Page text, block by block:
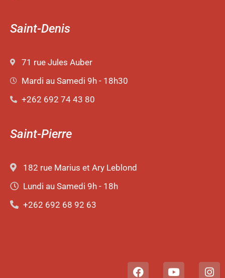
Saint-Denis
71 rue Jules Auber
Mardi au Samedi 9h - 18h30
+262 692 74 43 80
Saint-Pierre
182 rue Marius et Ary Leblond
Lundi au Samedi 9h - 18h
+262 692 68 92 63
F
Y
I